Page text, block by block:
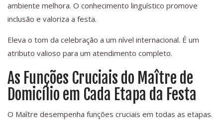
ambiente melhora. O conhecimento linguístico promove
inclusão e valoriza a festa.
Eleva o tom da celebração a um nível internacional. É um
atributo valioso para um atendimento completo.
As Funções Cruciais do Maître de
Domicílio em Cada Etapa da Festa
O Maître desempenha funções cruciais em todas as etapas.